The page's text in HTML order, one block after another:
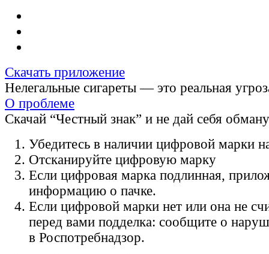
Скачать приложение
Нелегальные сигареты — это реальная
О проблеме
Скачай “Честный знак” и не дай себя
Убедитесь в наличии цифровой марки
Отсканируйте цифровую марку
Если цифровая марка подлинная,
информацию о пачке.
Если цифровой марки нет или она не
перед вами подделка: сообщите о
в Роспотребнадзор.